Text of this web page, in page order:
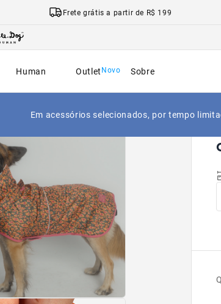
Frete grátis a partir de R$ 199
Human Outlet Sobre
Em acessórios selecionados, por tempo